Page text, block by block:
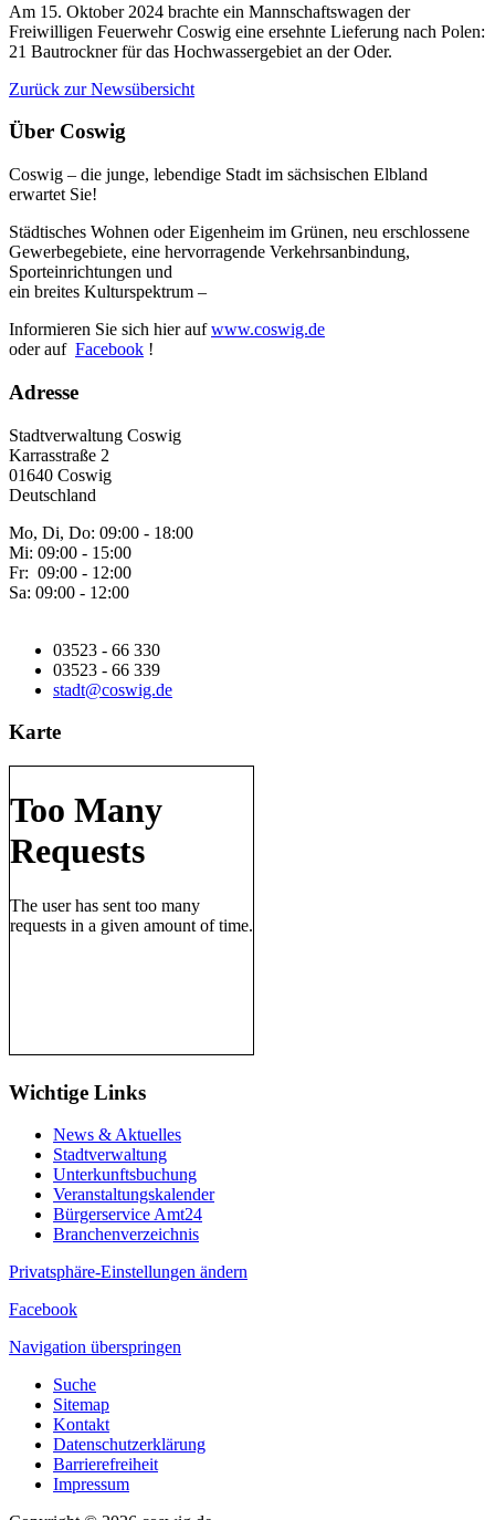
Am 15. Oktober 2024 brachte ein Mannschaftswagen der
Freiwilligen Feuerwehr Coswig eine ersehnte Lieferung nach Polen:
21 Bautrockner für das Hochwassergebiet an der Oder.
Zurück zur Newsübersicht
Über Coswig
Coswig – die junge, lebendige Stadt im sächsischen Elbland
erwartet Sie!
Städtisches Wohnen oder Eigenheim im Grünen, neu erschlossene
Gewerbegebiete, eine hervorragende Verkehrsanbindung,
Sporteinrichtungen und
ein breites Kulturspektrum –
Informieren Sie sich hier aufwww.coswig.de
oder auf Facebook !
Adresse
Stadtverwaltung Coswig
Karrasstraße 2
01640 Coswig
Deutschland
Mo, Di, Do: 09:00 - 18:00
Mi: 09:00 - 15:00
Fr: 09:00 - 12:00
Sa: 09:00 - 12:00
03523 - 66 330
03523 - 66 339
stadt@coswig.de
Karte
Wichtige Links
News & Aktuelles
Stadtverwaltung
Unterkunftsbuchung
Veranstaltungskalender
Bürgerservice Amt24
Branchenverzeichnis
Privatsphäre-Einstellungen ändern
Facebook
Navigation überspringen
Suche
Sitemap
Kontakt
Datenschutzerklärung
Barrierefreiheit
Impressum